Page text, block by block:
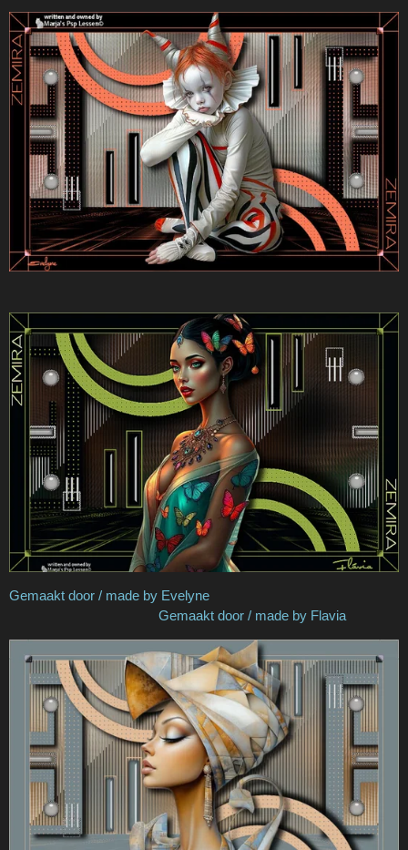
Gemaakt door / made by Evelyne
Gemaakt door / made by Flavia